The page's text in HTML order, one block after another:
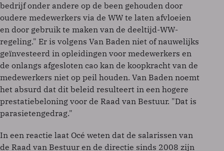
bedrijf onder andere op de been gehouden door
oudere medewerkers via de WW te laten afvloeien
en door gebruik te maken van de deeltijd-WW-
regeling." Er is volgens Van Baden niet of nauwelijks
geïnvesteerd in opleidingen voor medewerkers en
de onlangs afgesloten cao kan de koopkracht van de
medewerkers niet op peil houden. Van Baden noemt
het absurd dat dit beleid resulteert in een hogere
prestatiebeloning voor de Raad van Bestuur. "Dat is
parasietengedrag."
In een reactie laat Océ weten dat de salarissen van
de Raad van Bestuur en de directie sinds 2008 zijn